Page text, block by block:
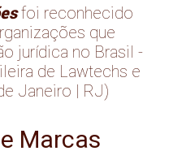
foi reconhecido
que
jurídica no Brasil -
de Lawtechs e
Janeiro | RJ)
Marcas